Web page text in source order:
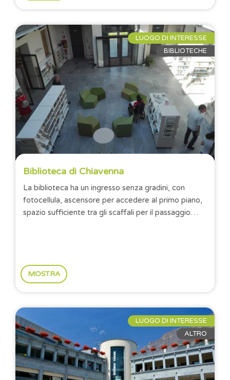
LUOGO DI INTERESSE
BIBLIOTECHE
Biblioteca di Chiavenna
La biblioteca ha un ingresso senza gradini, con
fotocellula, ascensore per accedere al primo piano,
spazio sufficiente tra gli scaffali per il passaggio
MOSTRA
LUOGO DI INTERESSE
ALTRO